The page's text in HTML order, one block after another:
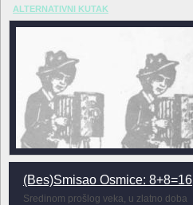
ALTERNATIVNI KUTAK
(Bes)Smisao Osmice: 8+8=16
Sredinom prošlog veka, u zlatno doba